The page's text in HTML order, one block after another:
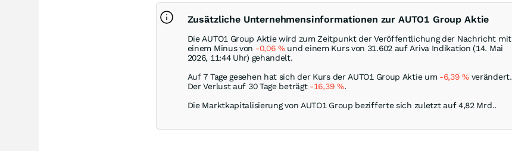
Zusätzliche Unternehmensinformationen zur AUTO1 Group Aktie
Die AUTO1 Group Aktie wird zum Zeitpunkt der Veröffentlichung der Nachricht mit
einem Minus von -0,06%und einem Kurs von 31.602 auf Ariva Indikation (14. Mai
2026, 11:44 Uhr) gehandelt.
Auf 7 Tage gesehen hat sich der Kurs der AUTO1 Group Aktie um -6,39%verändert.
Der Verlust auf 30 Tage beträgt -16,39 %.
Die Marktkapitalisierung von AUTO1 Group bezifferte sich zuletzt auf 4,82 Mrd..